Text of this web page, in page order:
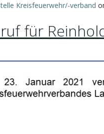
Kreisfeuerwehr/-verband
für